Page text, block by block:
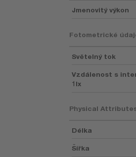
Jmenovitý výkon
Fotometrické
Světelný tok
Vzdálenost s
1lx
Physical
Délka
Šířka